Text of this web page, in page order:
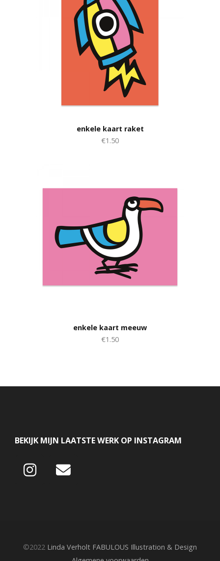
enkele kaart raket
€1.50
enkele kaart meeuw
€1.50
BEKIJK MIJN LAATSTE WERK OP INSTAGRAM
©2022 Linda Verholt FABULOUS Illustration & Design